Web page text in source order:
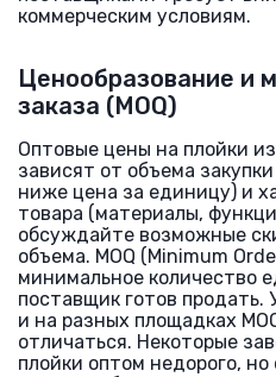
коммерческим условиям.
Ценообразование и
заказа (MOQ)
Оптовые цены на плойки
зависят от объема
ниже цена за единицу) и
товара (материалы,
обсуждайте возможные
объема. MOQ (Minimum
минимальное количество
поставщик готов продать.
и на разных площадках
отличаться. Некоторые
плойки оптом недорого, но